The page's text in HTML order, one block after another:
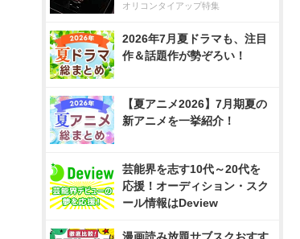
オリコンタイアップ特集
2026年7月夏ドラマも、注目
作＆話題作が勢ぞろい！
【夏アニメ2026】7月期夏の
新アニメを一挙紹介！
芸能界を志す10代～20代を
応援！オーディション・スク
ール情報はDeview